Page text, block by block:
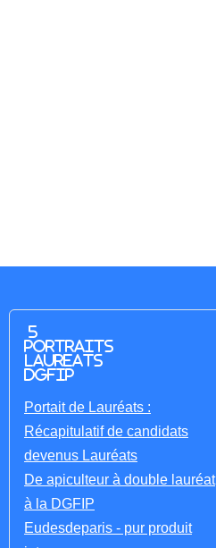
5
portraits
laureats
DGFIP
Portait de Lauréats :
Récapitulatif de candidats
devenus Lauréats
De apiculteur à double lauréat
à la DGFIP
Eudesdeparis - pur produit